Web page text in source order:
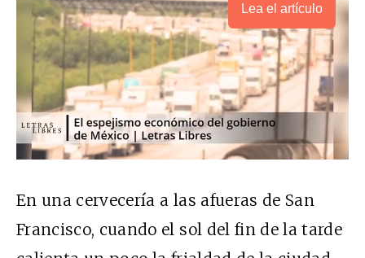
Lea el artículo
En una cervecería a las afueras de San
Francisco, cuando el sol del fin de la tarde